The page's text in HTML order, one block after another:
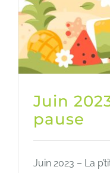
Juin
pause
Juin 2023 – La